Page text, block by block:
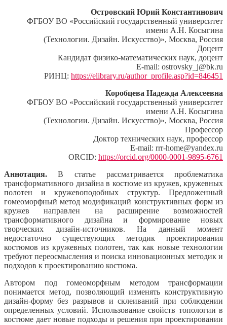
Островский Юрий Константинович
ФГБОУ ВО «Российский государственный университет
имени А.Н. Косыгина
(Технологии. Дизайн. Искусство)», Москва, Россия
Доцент
Кандидат физико-математических наук, доцент
E-mail: ostrovsky_j@bk.ru
РИНЦ: https://elibrary.ru/author_profile.asp?id=846451
Коробцева Надежда Алексеевна
ФГБОУ ВО «Российский государственный университет
имени А.Н. Косыгина
(Технологии. Дизайн. Искусство)», Москва, Россия
Профессор
Доктор технических наук, профессор
E-mail: rrr-home@yandex.ru
ORCID: https://orcid.org/0000-0001-9895-6761
Аннотация. В статье рассматривается проблематика
трансформативного дизайна в костюме из кружев, кружевных
полотен и кружевоподобных структур. Предложенный
гомеоморфный метод модификаций конструктивных форм из
кружев направлен на расширение возможностей
трансформативного дизайна и формирование новых
творческих дизайн-источников. На данный момент
недостаточно существующих методик проектирования
костюмов из кружевных полотен, так как новые технологии
требуют переосмысления и поиска инновационных методик и
подходов к проектированию костюма.
Автором под гомеоморфным методом трансформации
понимается метод, позволяющий изменять конструктивную
дизайн-форму без разрывов и склеиваний при соблюдении
определенных условий. Использование свойств топологии в
костюме дает новые подходы и решения при проектировании